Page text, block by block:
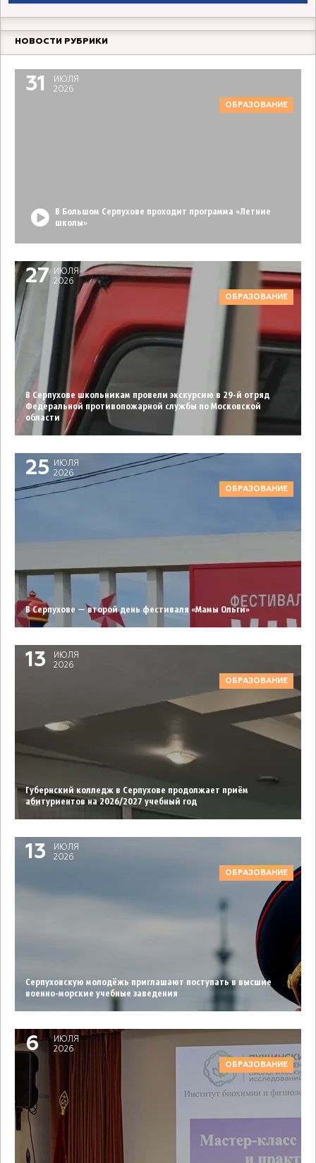
НОВОСТИ РУБРИКИ
31
ИЮЛЯ
2026
ОБРАЗОВАНИЕ
В Большом Серпухове проходит программа «Летние
школы»
27
ИЮЛЯ
2026
ОБРАЗОВАНИЕ
В Серпухове школьникам провели экскурсию в 29-й отряд
Федеральной противопожарной службы по Московской
области
25
ИЮЛЯ
2026
ОБРАЗОВАНИЕ
В Серпухове — второй день фестиваля «Мамы Ольги»
13
ИЮЛЯ
2026
ОБРАЗОВАНИЕ
Губернский колледж в Серпухове продолжает приём
абитуриентов на 2026/2027 учебный год
13
ИЮЛЯ
2026
ОБРАЗОВАНИЕ
Серпуховcкую молодёжь приглашают поступать в высшие
военно-морские учебные заведения
6
ИЮЛЯ
2026
ОБРАЗОВАНИЕ